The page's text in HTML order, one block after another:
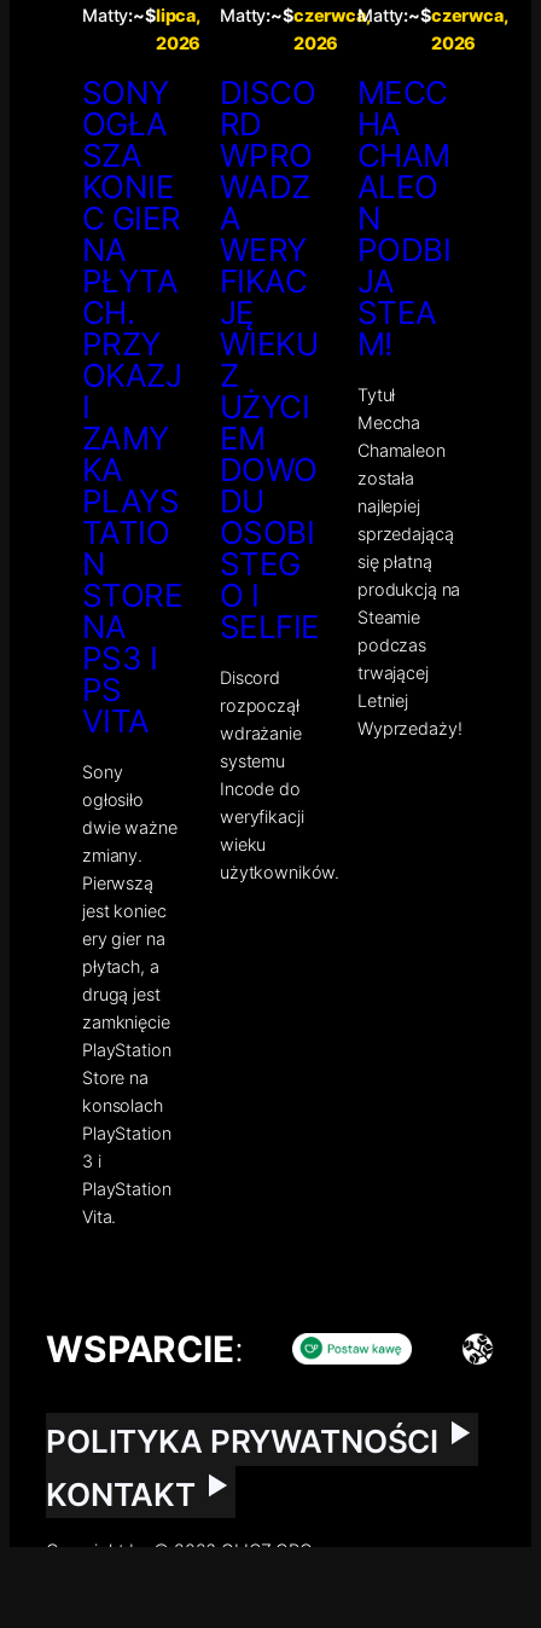
Matty:~$lipca,
2026
SONY
OGŁA
SZA
KONIE
C GIER
NA
PŁYTA
CH.
PRZY
OKAZJ
I
ZAMY
KA
PLAYS
TATIO
N
STORE
NA
PS3 I
PS
VITA
Sony
ogłosiło
dwie ważne
zmiany.
Pierwszą
jest koniec
ery gier na
płytach, a
drugą jest
zamknięcie
PlayStation
Store na
konsolach
PlayStation
3 i
PlayStation
Vita.
Matty:~$czerwca,
2026
DISCO
RD
WPRO
WADZ
A
WERY
FIKAC
JĘ
WIEKU
Z
UŻYCI
EM
DOWO
DU
OSOBI
STEG
O I
SELFIE
Discord
rozpoczął
wdrażanie
systemu
Incode do
weryfikacji
wieku
użytkowników.
Matty:~$czerwca,
2026
MECC
HA
CHAM
ALEO
N
PODBI
JA
STEA
M!
Tytuł
Meccha
Chamaleon
została
najlepiej
sprzedającą
się płatną
produkcją na
Steamie
podczas
trwającej
Letniej
Wyprzedaży!
WSPARCIE:
POLITYKA PRYWATNOŚCI
KONTAKT
Copyright by © 2026 GLICZ.ORG